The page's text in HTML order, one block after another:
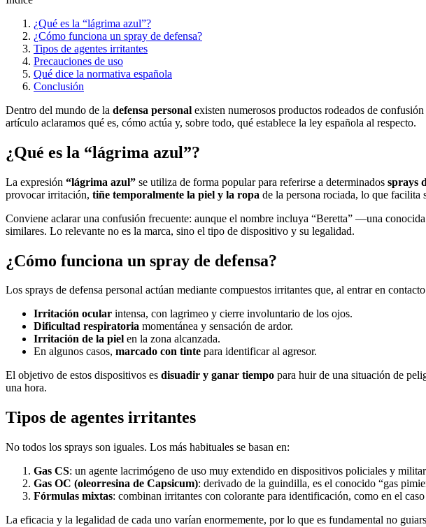
¿Qué es la “lágrima azul”?
¿Cómo funciona un spray de defensa?
Tipos de agentes irritantes
Precauciones de uso
Qué dice la normativa española
Conclusión
Dentro del mundo de la defensa personal existen numerosos productos rodeados de
artículo aclaramos qué es, cómo actúa y, sobre todo, qué establece la ley española al respecto.
¿Qué es la “lágrima azul”?
La expresión “lágrima azul” se utiliza de forma popular para referirse a determinados sprays
provocar irritación, tiñe temporalmente la piel y la ropa de la persona rociada, lo que facilita
Conviene aclarar una confusión frecuente: aunque el nombre incluya “Beretta” —una
similares. Lo relevante no es la marca, sino el tipo de dispositivo y su legalidad.
¿Cómo funciona un spray de defensa?
Los sprays de defensa personal actúan mediante compuestos irritantes que, al entrar en
Irritación ocular intensa, con lagrimeo y cierre involuntario de los ojos.
Dificultad respiratoria momentánea y sensación de ardor.
Irritación de la piel en la zona alcanzada.
En algunos casos, marcado con tinte para identificar al agresor.
El objetivo de estos dispositivos es disuadir y ganar tiempo para huir de una situación de
una hora.
Tipos de agentes irritantes
No todos los sprays son iguales. Los más habituales se basan en:
Gas CS: un agente lacrimógeno de uso muy extendido en dispositivos policiales y
Gas OC (oleorresina de Capsicum): derivado de la guindilla, es el conocido “gas
Fórmulas mixtas: combinan irritantes con colorante para identificación, como en el
La eficacia y la legalidad de cada uno varían enormemente, por lo que es fundamental no